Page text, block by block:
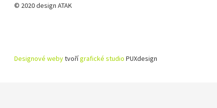
© 2020 design ATAK
Designové webytvořígrafické studio PUXdesign